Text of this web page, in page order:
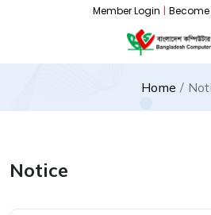
Member Login |
Home
Notice